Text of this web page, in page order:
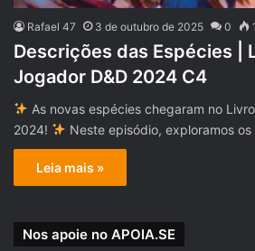
Rafael 47 3 de outubro de 2025 0
Descrições das Espécies |
Jogador D&D 2024 C4
As novas espécies chegaram no
2024!
Neste episódio, exploramos
Leia mais »
Nos apoie no APOIA.SE